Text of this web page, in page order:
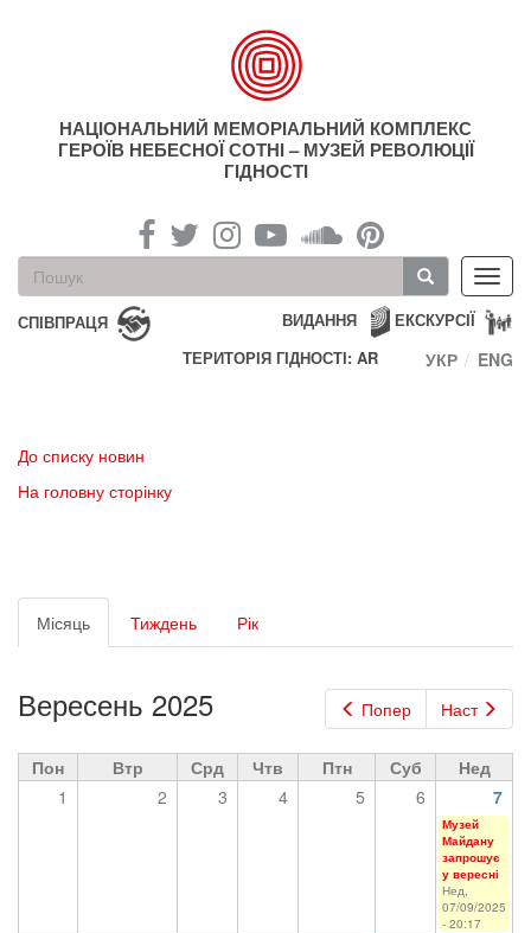
НАЦІОНАЛЬНИЙ МЕМОРІАЛЬНИЙ КОМПЛЕКС
ГЕРОЇВ НЕБЕСНОЇ СОТНІ – МУЗЕЙ РЕВОЛЮЦІЇ
ГІДНОСТІ
Пошукова
форма
Пошук
СПІВПРАЦЯ ЕКСКУРСІЇ
ВИДАННЯ
ТЕРИТОРІЯ ГІДНОСТІ: AR
УКР ENG
До списку новин
На головну сторінку
Первинні
вкладки
Місяць (активна
вкладка)
Тиждень Рік
Попер Наст
Вересень 2025
Пон Втр Срд Чтв Птн Суб
Нед
1
2 3 4 5 6 7
Музей
Майдану
запрошує
у вересні
Нед,
07/09/2025
- 20:17